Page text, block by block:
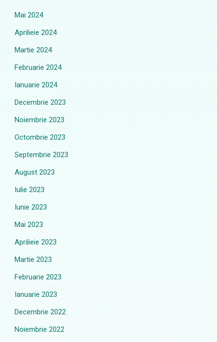
Mai 2024
Aprilieie 2024
Martie 2024
Februarie 2024
Ianuarie 2024
Decembrie 2023
Noiembrie 2023
Octombrie 2023
Septembrie 2023
August 2023
Iulie 2023
Iunie 2023
Mai 2023
Aprilieie 2023
Martie 2023
Februarie 2023
Ianuarie 2023
Decembrie 2022
Noiembrie 2022